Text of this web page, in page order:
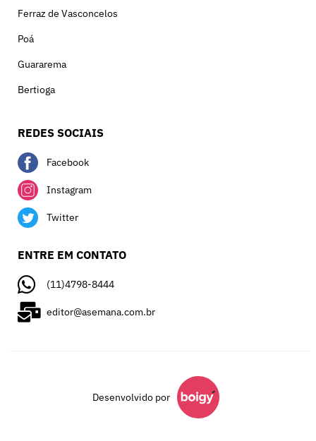
Ferraz de Vasconcelos
Poá
Guararema
Bertioga
REDES SOCIAIS
Facebook
Instagram
Twitter
ENTRE EM CONTATO
(11)4798-8444
editor@asemana.com.br
Desenvolvido por